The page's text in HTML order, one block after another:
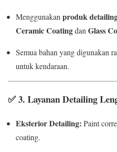
Menggunakan produk
Ceramic Coatingdan Glass
Semua bahan yang digunakan
untuk kendaraan.
✅3. Layanan Detailing
Eksterior Detailing: Paint
coating.